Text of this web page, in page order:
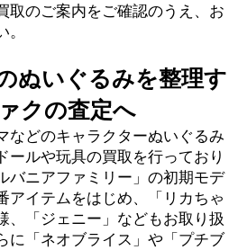
取のご案内をご確認のうえ、お
ぬいぐるみを整理す
クの査定へ
などのキャラクターぬいぐるみ
ールや玩具の買取を行っており
バニアファミリー」の初期モデ
アイテムをはじめ、「リカちゃ
、「ジェニー」などもお取り扱
に「ネオブライス」や「プチブ